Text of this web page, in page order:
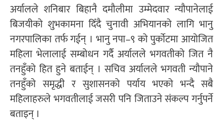
अर्यालले शनिबार बिहानै दमौलीमा उम्मेदवार न्यौपानेलाई
बिजयीको शुभकामना दिँदै चुनावी अभियानको लागि भानु
नगरपालिका तर्फ गईन् । भानु नपा–९ को पुर्काेटमा आयोजित
महिला भेलालाई सम्बोधन गर्दै अर्यालले भगवतीको जित नै
तनहुँको हित हुने बताईन् । सचिव अर्यालले भगवती न्यौपाने
तनहुँको समृद्धी र सुशासनको पर्याय भएको भन्दै सबै
महिलाहरुले भगवतीलाई जसरी पनि जिताउने संकल्प गर्नुपर्ने
बताइन् ।